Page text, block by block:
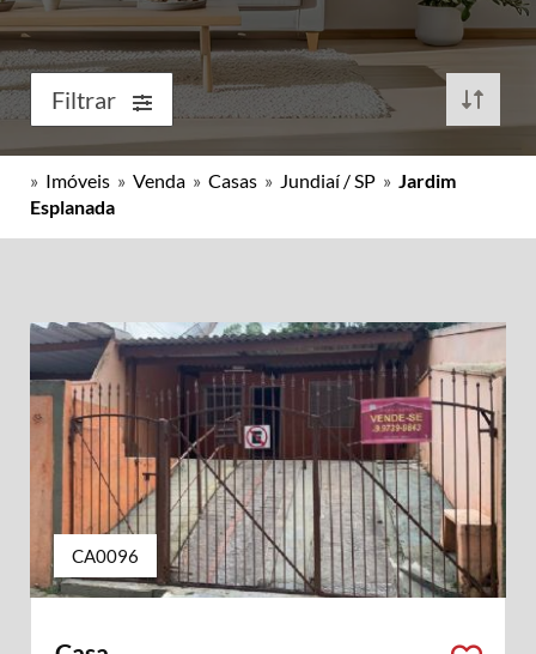
Filtrar
» Imóveis » Venda » Casas » Jundiaí / SP » Jardim
Esplanada
CA0096